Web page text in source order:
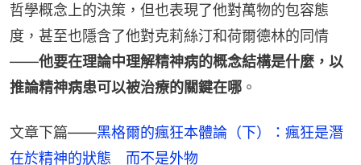
哲學概念上的決策，但也表現了他對萬物的包容態
度，甚至也隱含了他對克莉絲汀和荷爾德林的同情
——他要在理論中理解精神病的概念結構是什麼，以
推論精神病患可以被治療的關鍵在哪 。
文章下篇——黑格爾的瘋狂本體論（下）：瘋狂是潛
在於精神的狀態　而不是外物